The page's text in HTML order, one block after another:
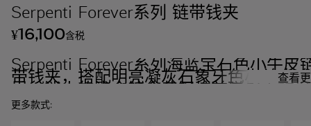
Serpenti Forever系列 链带钱夹
¥16,100含税
Serpenti Forever系列海蓝宝石色小牛皮
带钱夹，搭配明亮凝灰石象牙色小羊皮衬
里。迷人的浅金镀金黄铜蛇首磁扣，饰以
海蓝宝石色珐琅和浅金镀金黄铜鳞片，点
缀黑色缟玛瑙双眼。
查看
更多款式: